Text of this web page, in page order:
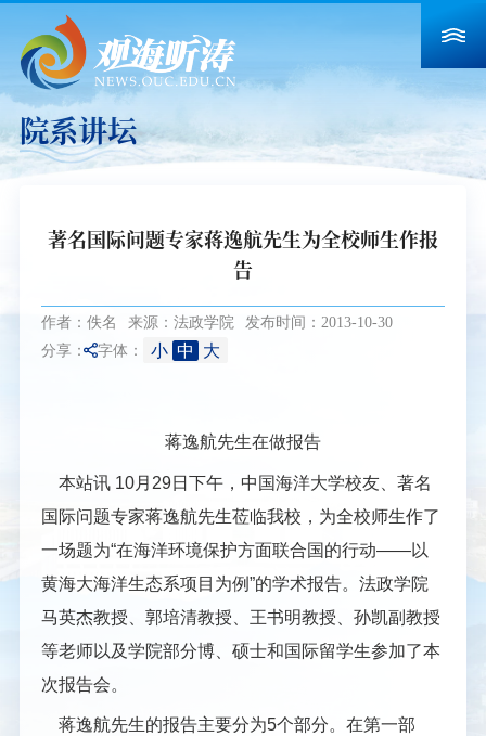
院系讲坛
著名国际问题专家蒋逸航先生为全校师生作报
告
作者：佚名 来源：法政学院 发布时间：2013-10-30
分享： 字体： 小 中 大
蒋逸航先生在做报告
本站讯10月29日下午，中国海洋大学校友、著名
国际问题专家蒋逸航先生莅临我校，为全校师生作了
一场题为“在海洋环境保护方面联合国的行动——以
黄海大海洋生态系项目为例”的学术报告。法政学院
马英杰教授、郭培清教授、王书明教授、孙凯副教授
等老师以及学院部分博、硕士和国际留学生参加了本
次报告会。
蒋逸航先生的报告主要分为5个部分。在第一部